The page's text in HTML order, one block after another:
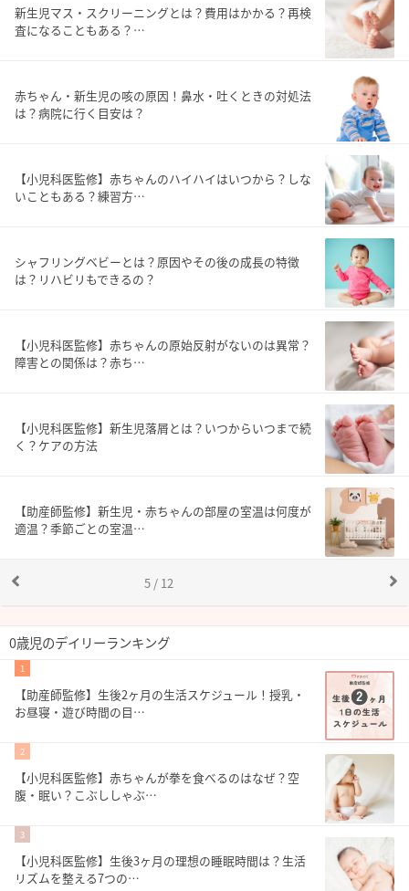
新生児マス・スクリーニングとは？費用はかかる？再検
査になることもある？…
赤ちゃん・新生児の咳の原因！鼻水・吐くときの対処法
は？病院に行く目安は？
【小児科医監修】赤ちゃんのハイハイはいつから？しな
いこともある？練習方…
シャフリングベビーとは？原因やその後の成長の特徴
は？リハビリもできるの？
【小児科医監修】赤ちゃんの原始反射がないのは異常？
障害との関係は？赤ち…
【小児科医監修】新生児落屑とは？いつからいつまで続
く？ケアの方法
【助産師監修】新生児・赤ちゃんの部屋の室温は何度が
適温？季節ごとの室温…
5 / 12
0歳児のデイリーランキング
1
【助産師監修】生後2ヶ月の生活スケジュール！授乳・
お昼寝・遊び時間の目…
2
【小児科医監修】赤ちゃんが拳を食べるのはなぜ？空
腹・眠い？こぶししゃぶ…
3
【小児科医監修】生後3ヶ月の理想の睡眠時間は？生活
リズムを整える7つの…